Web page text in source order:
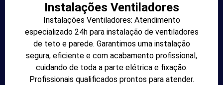
Instalações Ventiladores
Instalações Ventiladores: Atendimento
especializado 24h para instalação de ventiladores
de teto e parede. Garantimos uma instalação
segura, eficiente e com acabamento profissional,
cuidando de toda a parte elétrica e fixação.
Profissionais qualificados prontos para atender.